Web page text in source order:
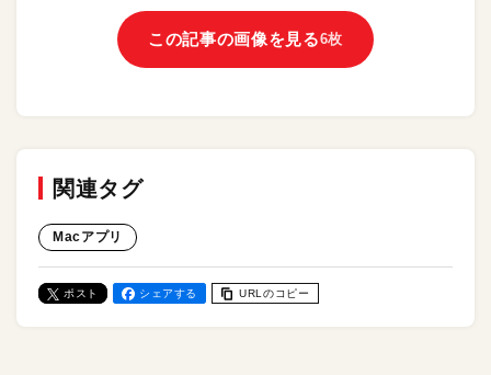
この記事の画像を見る6枚
関連タグ
Macアプリ
ポスト シェアする URLのコピー